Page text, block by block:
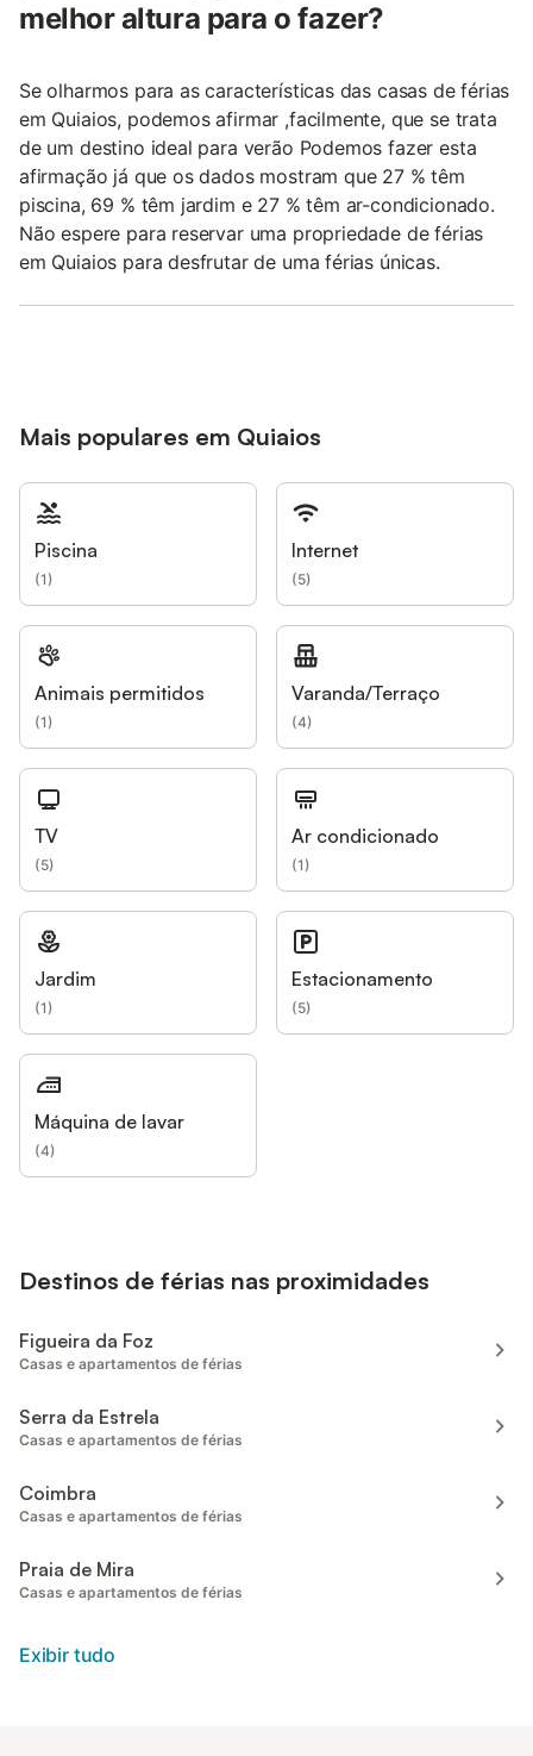
melhor altura para o fazer?
Se olharmos para as características das casas de férias
em Quiaios, podemos afirmar ,facilmente, que se trata
de um destino ideal para verão Podemos fazer esta
afirmação já que os dados mostram que 27 % têm
piscina, 69 % têm jardim e 27 % têm ar-condicionado.
Não espere para reservar uma propriedade de férias
em Quiaios para desfrutar de uma férias únicas.
Mais populares em Quiaios
Piscina
(1)
Internet
(5)
Animais permitidos
(1)
Varanda/Terraço
(4)
TV
(5)
Ar condicionado
(1)
Jardim
(1)
Estacionamento
(5)
Máquina de lavar
(4)
Destinos de férias nas proximidades
Figueira da Foz
Casas e apartamentos de férias
Serra da Estrela
Casas e apartamentos de férias
Coimbra
Casas e apartamentos de férias
Praia de Mira
Casas e apartamentos de férias
Exibir tudo